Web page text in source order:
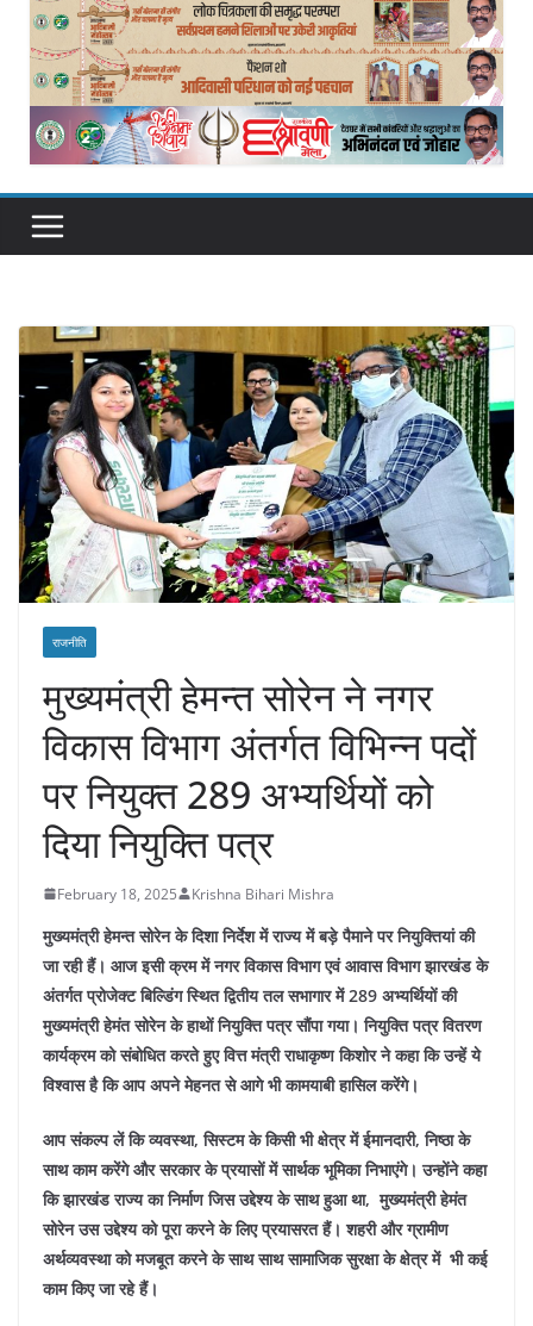
राजनीति
मुख्यमंत्री हेमन्त सोरेन ने नगर
विकास विभाग अंतर्गत विभिन्न पदों
पर नियुक्त 289 अभ्यर्थियों को
दिया नियुक्ति पत्र
February 18, 2025 Krishna Bihari Mishra
मुख्यमंत्री हेमन्त सोरेन के दिशा निर्देश में राज्य में बड़े पैमाने पर नियुक्तियां की
जा रही हैं। आज इसी क्रम में नगर विकास विभाग एवं आवास विभाग झारखंड के
अंतर्गत प्रोजेक्ट बिल्डिंग स्थित द्वितीय तल सभागार में 289 अभ्यर्थियों की
मुख्यमंत्री हेमंत सोरेन के हाथों नियुक्ति पत्र सौंपा गया। नियुक्ति पत्र वितरण
कार्यक्रम को संबोधित करते हुए वित्त मंत्री राधाकृष्ण किशोर ने कहा कि उन्हें ये
विश्वास है कि आप अपने मेहनत से आगे भी कामयाबी हासिल करेंगे।
आप संकल्प लें कि व्यवस्था, सिस्टम के किसी भी क्षेत्र में ईमानदारी, निष्ठा के
साथ काम करेंगे और सरकार के प्रयासों में सार्थक भूमिका निभाएंगे। उन्होंने कहा
कि झारखंड राज्य का निर्माण जिस उद्देश्य के साथ हुआ था, मुख्यमंत्री हेमंत
सोरेन उस उद्देश्य को पूरा करने के लिए प्रयासरत हैं। शहरी और ग्रामीण
अर्थव्यवस्था को मजबूत करने के साथ साथ सामाजिक सुरक्षा के क्षेत्र में भी कई
काम किए जा रहे हैं।